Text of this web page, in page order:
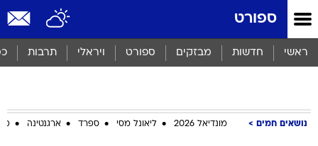
ספורט
ראשי חדשות מבזקים ספורט ויראלי תרבות
נושאים חמים מונדיאל 2026 ליאונל מסי ספרד ארגנטינה